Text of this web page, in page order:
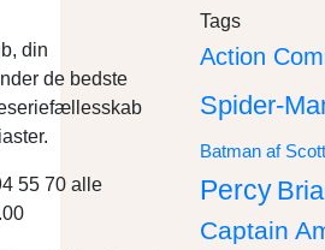
din
de bedste
55 70 alle
Tags
Action
Spider-
Batman af
Percy
Captain